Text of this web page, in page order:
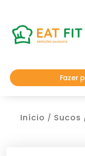
Fazer
Início / Sucos